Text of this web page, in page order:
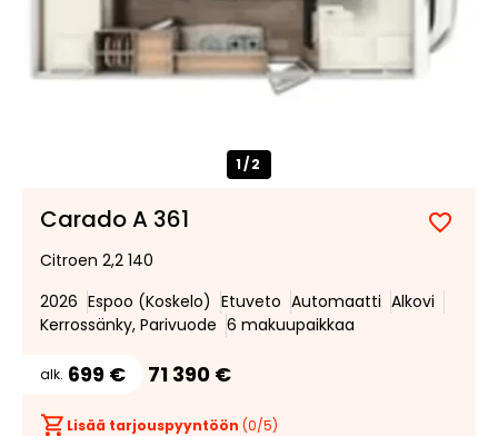
1/2
Carado A 361
Lisää
Citroen 2,2 140
2026 Espoo (Koskelo) Etuveto Automaatti Alkovi
Kerrossänky, Parivuode 6 makuupaikkaa
alk. 699 € 71 390 €
Lisää tarjouspyyntöön (0/5)